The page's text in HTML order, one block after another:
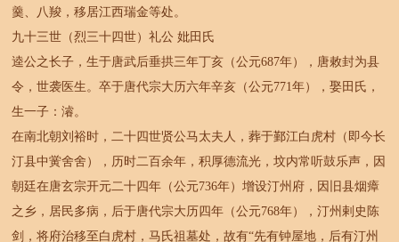
羹、八羧，移居江西瑞金等处。
九十三世（烈三十四世）礼公 妣田氏
逵公之长子，生于唐武后垂拱三年丁亥（公元687年），唐敕封为县
令，世袭医生。卒于唐代宗大历六年辛亥（公元771年），娶田氏，
生一子：濬。
在南北朝刘裕时，二十四世贤公马太夫人，葬于鄞江白虎村（即今长
汀县中黉舍舍），历时二百余年，积厚德流光，坟内常听鼓乐声，因
朝廷在唐玄宗开元二十四年（公元736年）增设汀州府，因旧县烟瘴
之乡，居民多病，后于唐代宗大历四年（公元768年），汀州剌史陈
剑，将府治移至白虎村，马氏祖墓处，故有“先有钟屋地，后有汀州